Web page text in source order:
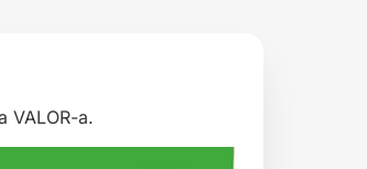
VALOR-a.